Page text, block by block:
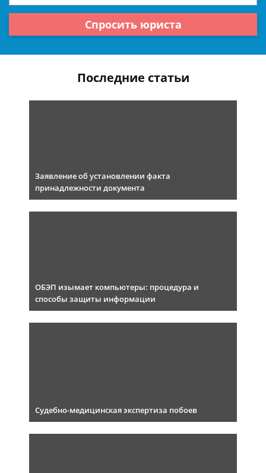
Спросить юриста
Последние статьи
Заявление об установлении факта
принадлежности документа
ОБЭП изымает компьютеры: процедура и
способы защиты информации
Судебно-медицинская экспертиза побоев